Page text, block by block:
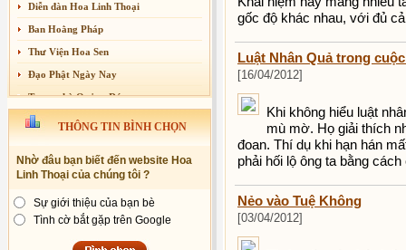
Kiếp này
Diễn đàn Hoa Linh Thoại
Ban Hoằng Pháp
Thư Viện Hoa Sen
Đạo Phật Ngày Nay
Trang nhà Quảng Đức
Báo Giác Ngộ
THÔNG TIN BÌNH CHỌN
Nhờ đâu bạn biết đến website Hoa
Linh Thoại của chúng tôi ?
Sự giới thiệu của bạn bè
Tình cờ bắt gặp trên Google
gốc độ khác nhau, với đủ
Luật Nhân Quả trong
[16/04/2012]
Khi không hiểu luật
mù mờ. Họ giải thích
đoan. Thí dụ khi hạn hán
phải hối lộ ông ta bằng
Nẻo vào Tuệ Không
[03/04/2012]